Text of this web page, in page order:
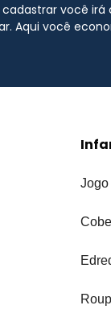
cadastrar você
Aqui você
Jogo